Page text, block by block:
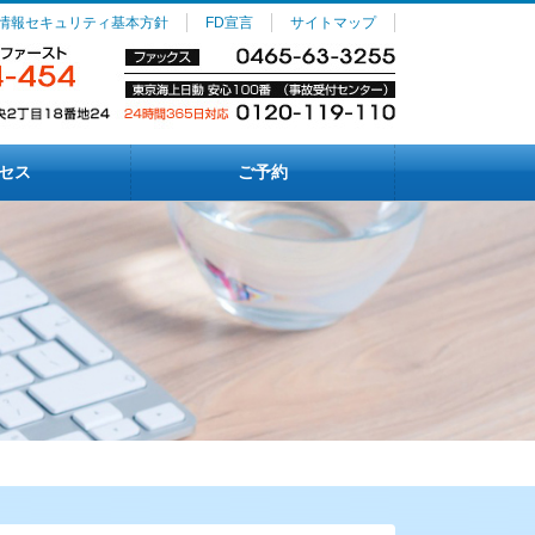
報セキュリティ基本方針 FD宣言 サイトマップ
ス ご予約